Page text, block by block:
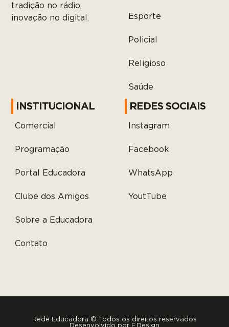
tradição no rádio,
inovação no digital.
Esporte
Policial
Religioso
Saúde
INSTITUCIONAL
Comercial
Programação
Portal Educadora
Clube dos Amigos
Sobre a Educadora
Contato
REDES SOCIAIS
Instagram
Facebook
WhatsApp
YoutTube
Rede Educadora © Todos os direitos reservados